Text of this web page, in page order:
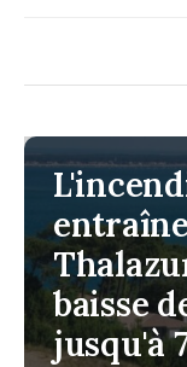
baisse
jusqu'à